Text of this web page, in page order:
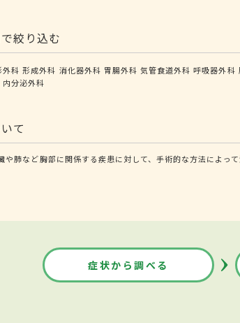
絞り込む
外科 形成外科 消化器外科 胃腸外科 気管食道外科 呼吸器外科
内分泌外科
て
や肺など胸部に関係する疾患に対して、手術的な方法によって
症状から調べる